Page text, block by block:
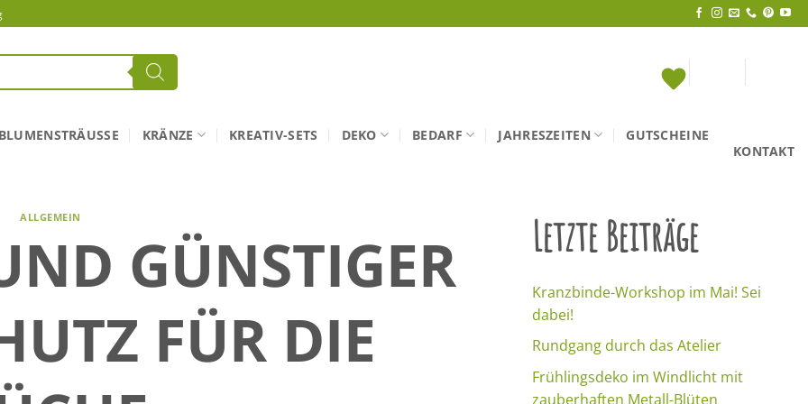
BLUMENSTRÄUSSE KRÄNZE KREATIV-SETS DEKO BEDARF JAHRESZEITEN
GUTSCHEINE
KONTAKT
ALLGEMEIN
GÜNSTIGER
FÜR DIE
Letzte Beiträge
Kranzbinde-Workshop im Mai! Sei
dabei!
Rundgang durch das Atelier
Frühlingsdeko im Windlicht mit
zauberhaften Metall-Blüten